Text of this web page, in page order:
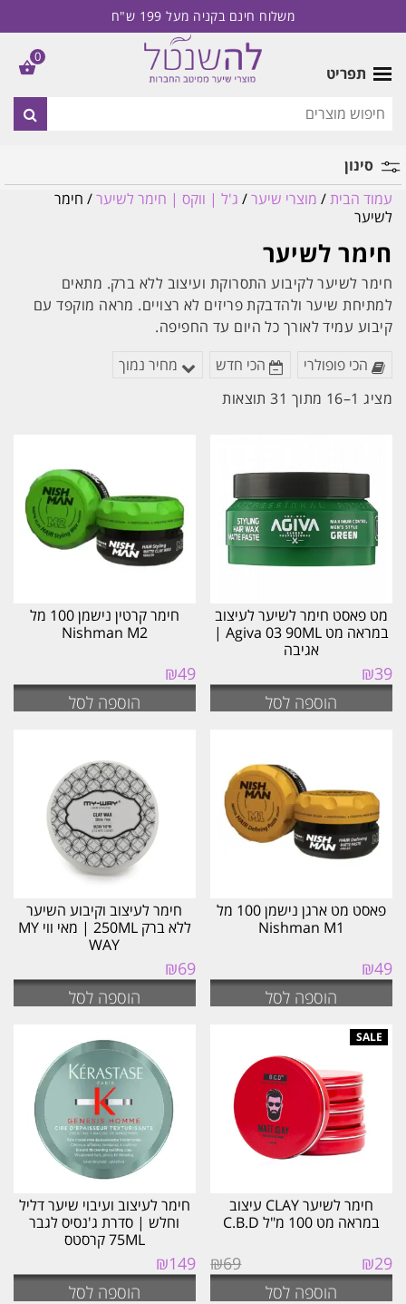
משלוח חינם בקניה מעל 199 ש"ח
תפריט
סינון
מותג
עמוד הבית/ מוצרי שיער/ ג'ל | ווקס | חימר לשיער/ חימר
לשיער
חימר לשיער
חימר לשיער לקיבוע התסרוקת ועיצוב ללא ברק. מתאים
למתיחת שיער ולהדבקת פריזים לא רצויים. מראה מוקפד עם
קיבוע עמיד לאורך כל היום עד החפיפה.
הכי פופולרי
הכי חדש
מחיר נמוך
מציג 1–16 מתוך 31 תוצאות
ממוין
מט פאסט חימר לשיער לעיצוב
במראה מט Agiva 03 90ML |
אגיבה
₪39
הוספה לסל
חימר קרטין נישמן 100 מל
Nishman M2
₪49
הוספה לסל
פאסט מט ארגן נישמן 100 מל
Nishman M1
₪49
הוספה לסל
חימר לעיצוב וקיבוע השיער
ללא ברק 250ML | מאי ווי MY
WAY
₪69
הוספה לסל
חימר לשיער CLAY עיצוב
במראה מט 100 מ"ל C.B.D
₪69
המחיר
המקורי
₪29
הנוכחי
הוספה לסל
חימר לעיצוב ועיבוי שיער דליל
וחלש | סדרת ג'נסיס לגבר
75ML קרסטס
₪149
הוספה לסל
0